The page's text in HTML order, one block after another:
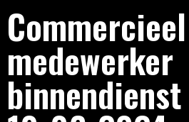
Commercieel
medewerker